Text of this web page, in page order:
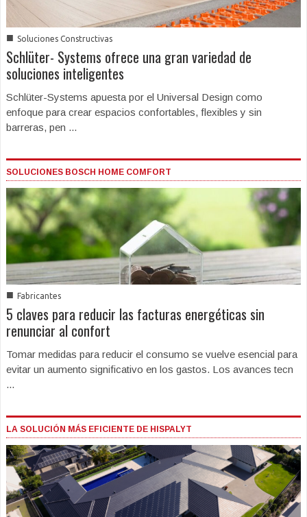
■ Soluciones Constructivas
Schlüter- Systems ofrece una gran variedad de
soluciones inteligentes
Schlüter-Systems apuesta por el Universal Design como
enfoque para crear espacios confortables, flexibles y sin
barreras, pen ...
SOLUCIONES BOSCH HOME COMFORT
■ Fabricantes
5 claves para reducir las facturas energéticas sin
renunciar al confort
Tomar medidas para reducir el consumo se vuelve esencial para
evitar un aumento significativo en los gastos. Los avances tecn
...
LA SOLUCIÓN MÁS EFICIENTE DE HISPALYT